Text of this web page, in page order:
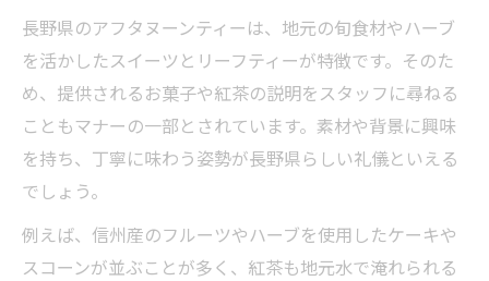
長野県のアフタヌーンティーは、地元の旬食材やハーブ
を活かしたスイーツとリーフティーが特徴です。そのた
め、提供されるお菓子や紅茶の説明をスタッフに尋ねる
こともマナーの一部とされています。素材や背景に興味
を持ち、丁寧に味わう姿勢が長野県らしい礼儀といえる
でしょう。
例えば、信州産のフルーツやハーブを使用したケーキや
スコーンが並ぶことが多く、紅茶も地元水で淹れられる